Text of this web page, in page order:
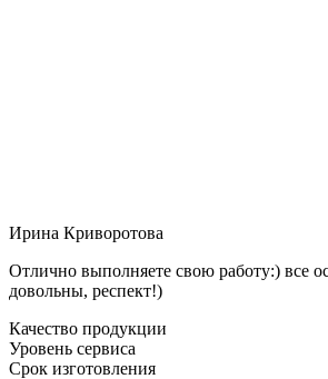
Ирина Криворотова
Отлично выполняете свою работу:) все
довольны, респект!)
Качество продукции
Уровень сервиса
Срок изготовления